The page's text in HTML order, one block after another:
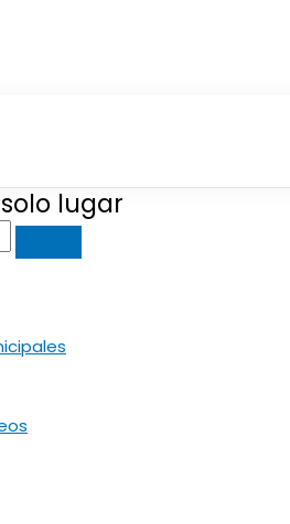
lugar